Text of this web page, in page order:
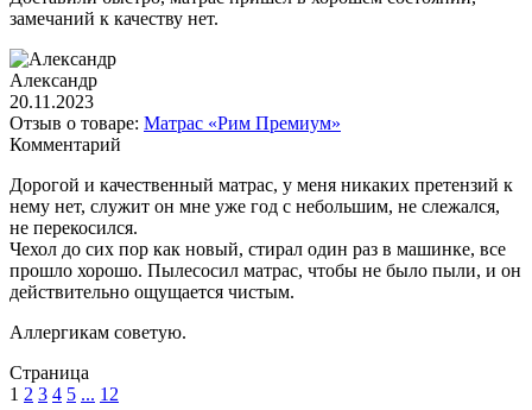
замечаний к качеству нет.
Александр
20.11.2023
Отзыв о товаре: Матрас «Рим Премиум»
Комментарий
Дорогой и качественный матрас, у меня никаких претензий к
нему нет, служит он мне уже год с небольшим, не слежался,
не перекосился.
Чехол до сих пор как новый, стирал один раз в машинке, все
прошло хорошо. Пылесосил матрас, чтобы не было пыли, и он
действительно ощущается чистым.
Аллергикам советую.
Страница
1 2 3 4 5 ... 12